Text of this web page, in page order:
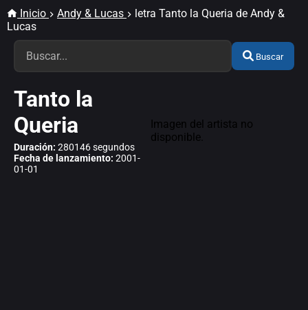
Inicio Andy & Lucas
letra Tanto la Queria de Andy &
Lucas
Buscar
Tanto la
Queria
Duración: 280146 segundos
Fecha de lanzamiento: 2001-
01-01
Imagen del artista no
disponible.